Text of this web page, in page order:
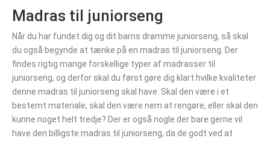
Madras til juniorseng
Når du har fundet dig og dit barns drømme juniorseng, så skal
du også begynde at tænke på en madras til juniorseng. Der
findes rigtig mange forskellige typer af madrasser til
juniorseng, og derfor skal du først gøre dig klart hvilke kvaliteter
denne madras til juniorseng skal have. Skal den være i et
bestemt materiale, skal den være nem at rengøre, eller skal den
kunne noget helt tredje? Der er også nogle der bare gerne vil
have den billigste madras til juniorseng, da de godt ved at